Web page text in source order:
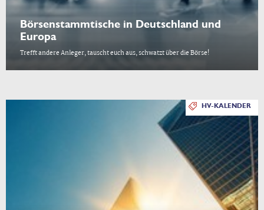
Börsenstammtische in Deutschland und
Europa
Trefft andere Anleger, tauscht euch aus, schwatzt über die Börse!
HV-KALENDER